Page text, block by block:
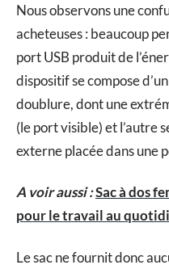
Nous observons une
acheteuses : beaucoup
port USB produit de
dispositif se compose
doublure, dont une
(le port visible) et l’autre
externe placée dans une
A voir aussi :Sac à dos
pour le travail au
Le sac ne fournit donc